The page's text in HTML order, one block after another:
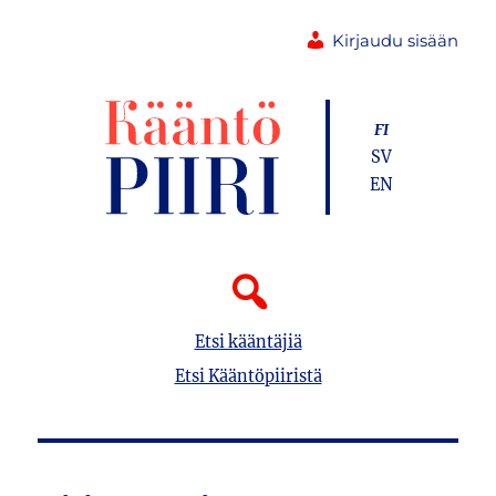
Kirjaudu sisään
Etsi kääntäjiä
Etsi Kääntöpiiristä
FI
SV
EN